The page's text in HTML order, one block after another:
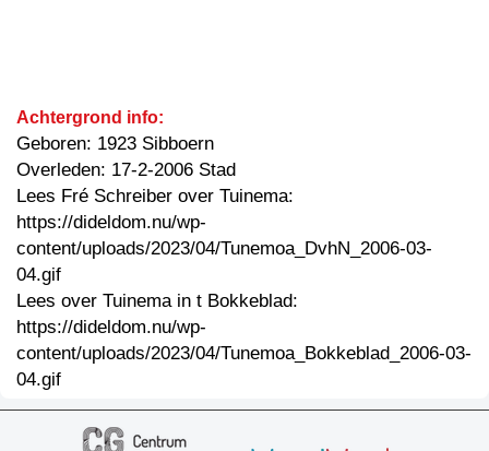
Achtergrond info:
Geboren: 1923 Sibboern
Overleden: 17-2-2006 Stad
Lees Fré Schreiber over Tuinema:
https://dideldom.nu/wp-
content/uploads/2023/04/Tunemoa_DvhN_2006-03-
04.gif
Lees over Tuinema in t Bokkeblad:
https://dideldom.nu/wp-
content/uploads/2023/04/Tunemoa_Bokkeblad_2006-03-
04.gif